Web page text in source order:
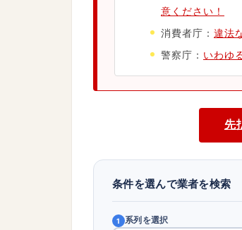
意ください！
消費者庁： 違法
警察庁： いわゆ
先
条件を選んで業者を検索
1 系列を選択